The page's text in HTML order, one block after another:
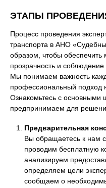
ЭТАПЫ
Процесс проведения
транспорта в АНО
образом, чтобы
прозрачность и
Мы понимаем важность
профессиональный подход
Ознакомьтесь с основными
предпринимаем для
Предварительная
Вы обращаетесь к нам
проводим бесплатную
анализируем
определяем цели
сообщаем о